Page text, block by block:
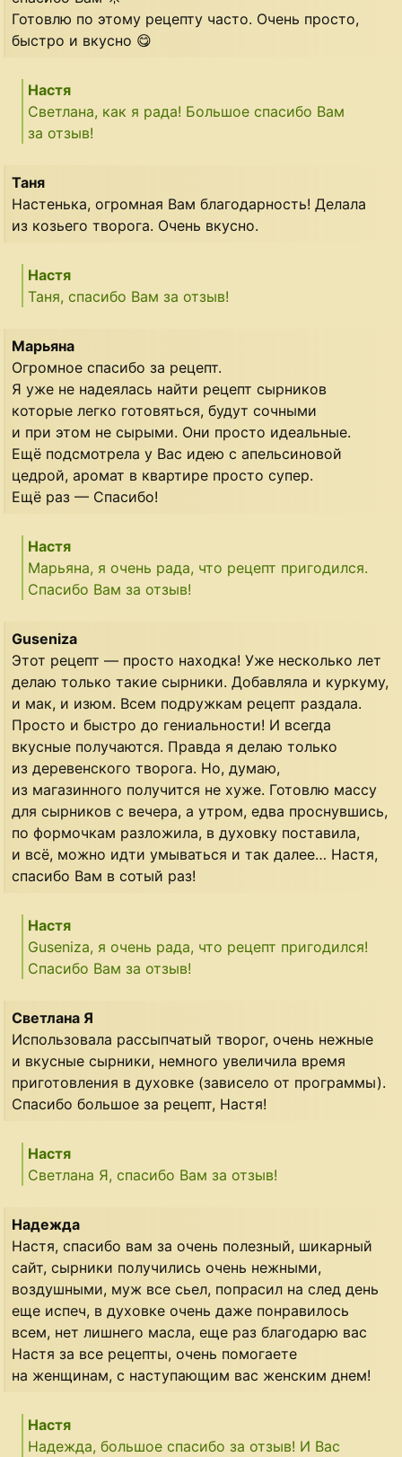
Готовлю по этому рецепту часто. Очень просто,
быстро и вкусно 😋
Настя
Светлана, как я рада! Большое спасибо Вам
за отзыв!
Таня
Настенька, огромная Вам благодарность! Делала
из козьего творога. Очень вкусно.
Настя
Таня, спасибо Вам за отзыв!
Марьяна
Огромное спасибо за рецепт.
Я уже не надеялась найти рецепт сырников
которые легко готовяться, будут сочными
и при этом не сырыми. Они просто идеальные.
Ещё подсмотрела у Вас идею с апельсиновой
цедрой, аромат в квартире просто супер.
Ещё раз — Спасибо!
Настя
Марьяна, я очень рада, что рецепт пригодился.
Спасибо Вам за отзыв!
Guseniza
Этот рецепт — просто находка! Уже несколько лет
делаю только такие сырники. Добавляла и куркуму,
и мак, и изюм. Всем подружкам рецепт раздала.
Просто и быстро до гениальности! И всегда
вкусные получаются. Правда я делаю только
из деревенского творога. Но, думаю,
из магазинного получится не хуже. Готовлю массу
для сырников с вечера, а утром, едва проснувшись,
по формочкам разложила, в духовку поставила,
и всё, можно идти умываться и так далее… Настя,
спасибо Вам в сотый раз!
Настя
Guseniza, я очень рада, что рецепт пригодился!
Спасибо Вам за отзыв!
Светлана Я
Использовала рассыпчатый творог, очень нежные
и вкусные сырники, немного увеличила время
приготовления в духовке (зависело от программы).
Спасибо большое за рецепт, Настя!
Настя
Светлана Я, спасибо Вам за отзыв!
Надежда
Настя, спасибо вам за очень полезный, шикарный
сайт, сырники получились очень нежными,
воздушными, муж все сьел, попрасил на след день
еще испеч, в духовке очень даже понравилось
всем, нет лишнего масла, еще раз благодарю вас
Настя за все рецепты, очень помогаете
на женщинам, с наступающим вас женским днем!
Настя
Надежда, большое спасибо за отзыв! И Вас